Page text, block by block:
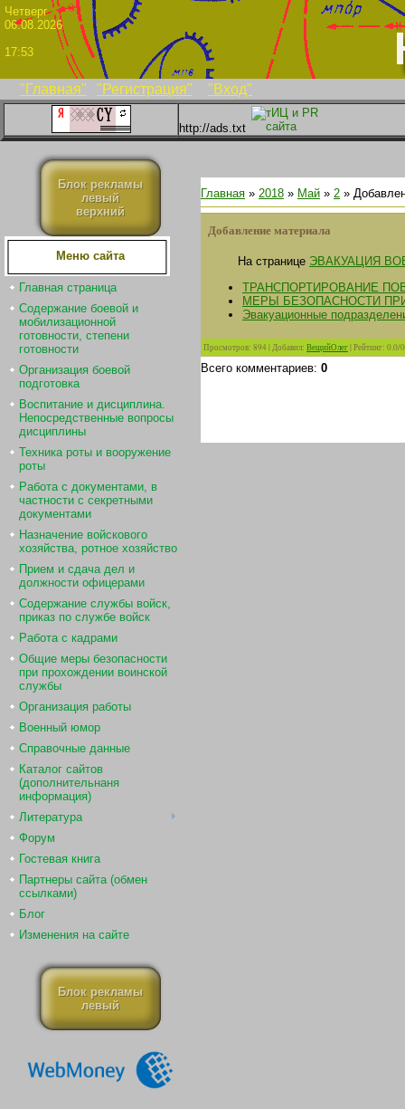
"Главная" "Регистрация" "Вход"
06.08.2026
17:53
http://ads.txt
Блок рекламы
левый
верхний
Меню сайта
Главная страница
Содержание боевой и
мобилизационной
готовности, степени
готовности
Организация боевой
подготовка
Воспитание и дисциплина.
Непосредственные вопросы
дисциплины
Техника роты и вооружение
роты
Работа с документами, в
частности с секретными
документами
Назначение войскового
хозяйства, ротное хозяйство
Прием и сдача дел и
должности офицерами
Содержание службы войск,
приказ по службе войск
Работа с кадрами
Общие меры безопасности
при прохождении воинской
службы
Организация работы
Военный юмор
Справочные данные
Каталог сайтов
(дополнительнаня
информация)
Литература
Форум
Гостевая книга
Партнеры сайта (обмен
ссылками)
Блог
Изменения на сайте
Блок рекламы
левый
Главная » 2018 » Май » 2 »
Добавление материала
На странице ЭВАКУАЦИЯ
ТРАНСПОРТИРОВАНИЕ
МЕРЫ БЕЗОПАСНОСТИ
Эвакуационные
Просмотров: 894|Добавил: ВещийОлег|Рейтинг: 0.0/0
Всего комментариев: 0